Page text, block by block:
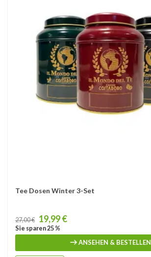
Tee Dosen Winter 3-Set
Price
27,00 € 19,99 €
Sie sparen 25 %
ANSEHEN & BESTELLEN